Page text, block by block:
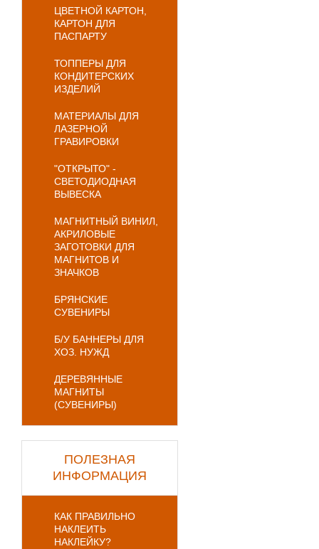
ЦВЕТНОЙ КАРТОН,
КАРТОН ДЛЯ
ПАСПАРТУ
ТОППЕРЫ ДЛЯ
КОНДИТЕРСКИХ
ИЗДЕЛИЙ
МАТЕРИАЛЫ ДЛЯ
ЛАЗЕРНОЙ
ГРАВИРОВКИ
"ОТКРЫТО" -
СВЕТОДИОДНАЯ
ВЫВЕСКА
МАГНИТНЫЙ ВИНИЛ,
АКРИЛОВЫЕ
ЗАГОТОВКИ ДЛЯ
МАГНИТОВ И
ЗНАЧКОВ
БРЯНСКИЕ
СУВЕНИРЫ
Б/У БАННЕРЫ ДЛЯ
ХОЗ. НУЖД
ДЕРЕВЯННЫЕ
МАГНИТЫ
(СУВЕНИРЫ)
ПОЛЕЗНАЯ
ИНФОРМАЦИЯ
КАК ПРАВИЛЬНО
НАКЛЕИТЬ
НАКЛЕЙКУ?